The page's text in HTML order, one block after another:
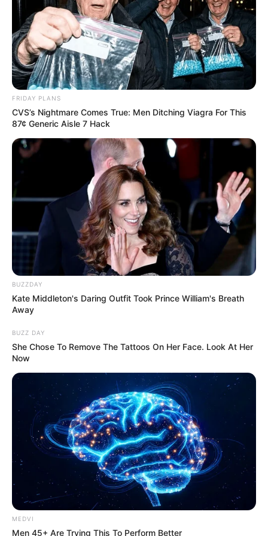
de trabalho, de doença profissional ou de doença do trabalho.
Art. 7º. Os agentes comunitários de saúde e os agentes de
combate às endemias
, filiados ao regime geral de previdência
social, que tenham ingressado na atividade até a data de entrada
em vigor destaEmenda Constitucional
poderão aposentar-se
quando preencherem, cumulativamente, os seguintes requisitos:
I – 60 (sessenta) anos de idade, se mulher, e 63 (sessenta e três)
II – 15 (quinze) anos de tempo de contribuição;
III – 10 (dez) anos de efetivo exercício na respectiva atividade
profissional;
IV – somatório da idade e do tempo de contribuição, incluídas as
frações, equivalente a 83 (oitenta e três) pontos, se mulher, e 86
(oitenta e seis) pontos, se homem, observado o disposto no §1º
deste artigo.
§1º A idade e o tempo de contribuição serão apurados em dias
para o cálculo do somatório de pontos a que se refere o inciso IV
FRIDAY PLANS
CVS’s Nightmare Comes True: Men Ditching Viagra For This
87¢ Generic Aisle 7 Hack
BUZZDAY
Kate Middleton's Daring Outfit Took Prince William's Breath
Away
BUZZ DAY
She Chose To Remove The Tattoos On Her Face. Look At Her
Now
MEDVI
Men 45+ Are Trying This To Perform Better